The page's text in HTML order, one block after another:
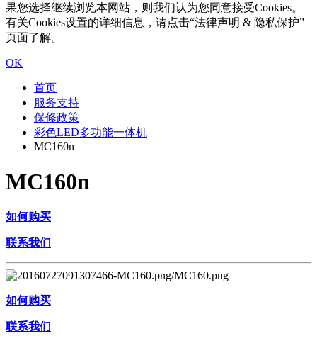
果您选择继续浏览本网站，则我们认为您同意接受Cookies。
有关Cookies设置的详细信息，请点击“法律声明 & 隐私保护”
页面了解。
OK
首页
服务支持
保修政策
彩色LED多功能一体机
MC160n
MC160n
如何购买
联系我们
如何购买
联系我们